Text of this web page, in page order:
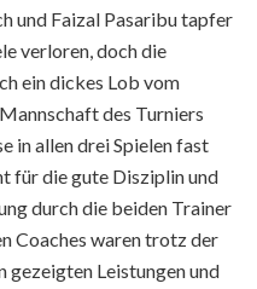
und Faizal Pasaribu tapfer
verloren, doch die
ein dickes Lob vom
des Turniers
in allen drei Spielen fast
für die gute Disziplin und
durch die beiden Trainer
Coaches waren trotz der
gezeigten Leistungen und